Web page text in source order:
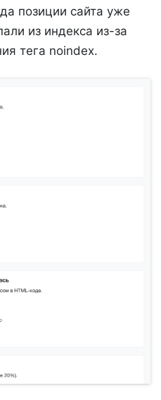
позиции сайта уже
из индекса из-за
тега noindex.